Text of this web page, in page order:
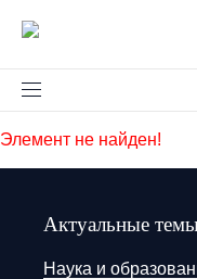
Элемент не найден!
Актуальные
Наука и